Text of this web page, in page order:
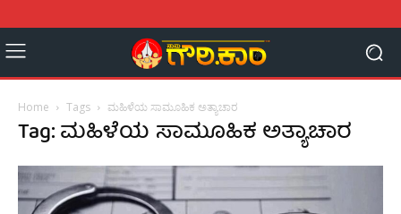
Home Tags ಮಹಿಳೆಯ ಸಾಮೂಹಿಕ ಅತ್ಯಾಚಾರ
Tag: ಮಹಿಳೆಯ ಸಾಮೂಹಿಕ ಅತ್ಯಾಚಾರ